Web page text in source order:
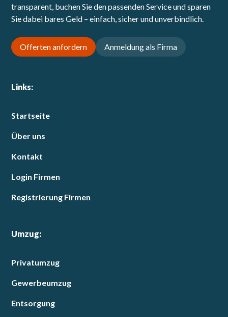
transparent, buchen Sie den passenden Service und sparen
Sie dabei bares Geld – einfach, sicher und unverbindlich.
Offerten anfordern Anmeldung als Firma
Links:
Startseite
Über uns
Kontakt
Login Firmen
Registrierung Firmen
Umzug:
Privatumzug
Gewerbeumzug
Entsorgung